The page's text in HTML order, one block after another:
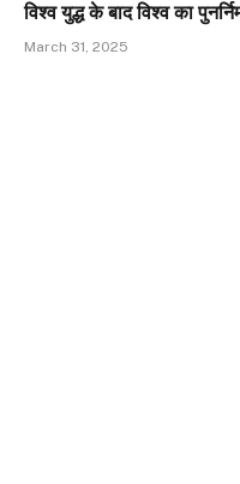
विश्व युद्ध के बाद विश्व का
March 31, 2025